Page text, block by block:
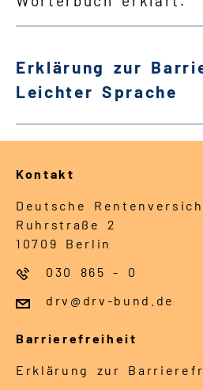
Erklärung zur
Leichter Sprache
Kontakt
Deutsche
Ruhrstraße 2
10709 Berlin
030 865 - 0
drv@drv-bund.de
Barrierefreiheit
Erklärung zur